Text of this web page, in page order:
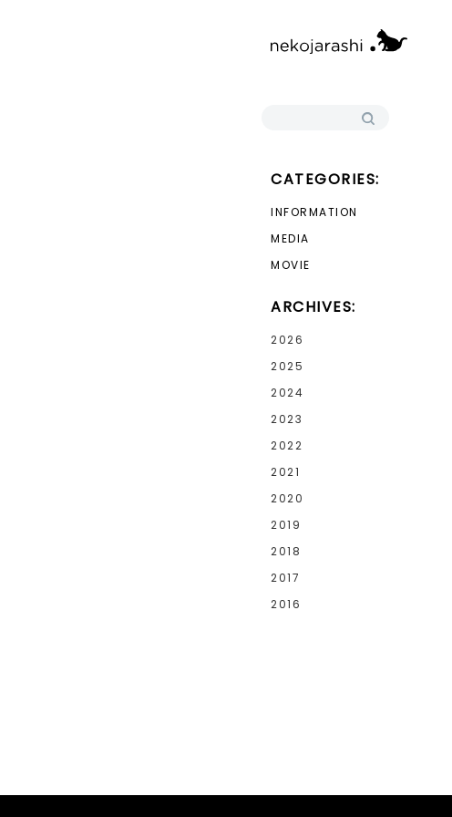
CATEGORIES:
INFORMATION
MEDIA
MOVIE
ARCHIVES:
2026
2025
2024
2023
2022
2021
2020
2019
2018
2017
2016